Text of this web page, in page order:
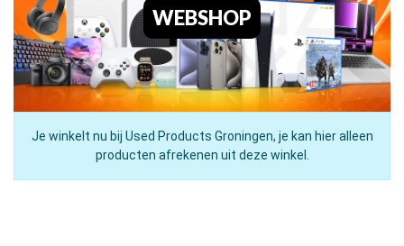
WEBSHOP
Je winkelt nu bij Used Products Groningen, je kan hier alleen
producten afrekenen uit deze winkel.